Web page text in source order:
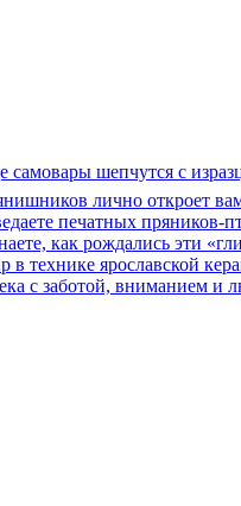
шепчутся с
лично откроет
печатных
как рождались эти
ярославской
с заботой, вниманием